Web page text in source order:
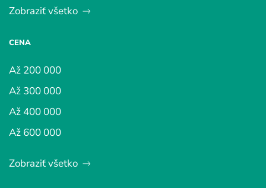
Zobraziť všetko
CENA
Až 200 000
Až 300 000
Až 400 000
Až 600 000
Zobraziť všetko